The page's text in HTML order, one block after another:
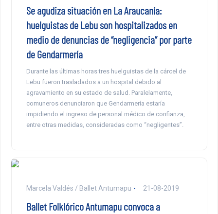
Se agudiza situación en La Araucanía:
huelguistas de Lebu son hospitalizados en
medio de denuncias de “negligencia” por parte
de Gendarmería
Durante las últimas horas tres huelguistas de la cárcel de
Lebu fueron trasladados a un hospital debido al
agravamiento en su estado de salud. Paralelamente,
comuneros denunciaron que Gendarmería estaría
impidiendo el ingreso de personal médico de confianza,
entre otras medidas, consideradas como “negligentes”.
Marcela Valdés / Ballet Antumapu 21-08-2019
Ballet Folklórico Antumapu convoca a